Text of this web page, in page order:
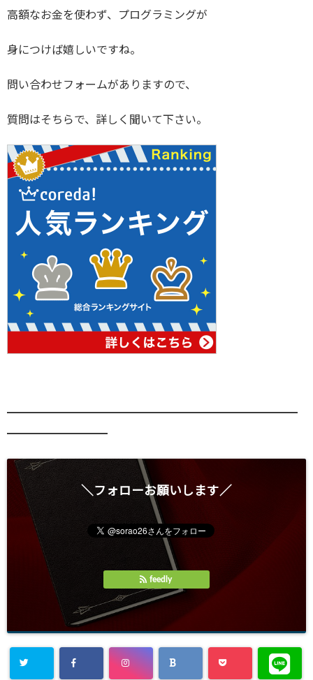
高額なお金を使わず、プログラミングが
身につけば嬉しいですね。
問い合わせフォームがありますので、
質問はそちらで、詳しく聞いて下さい。
━━━━━━━━━━━━━━━━━━━━━━━━━━
━━━━━━━━━
＼フォローお願いします／
feedly